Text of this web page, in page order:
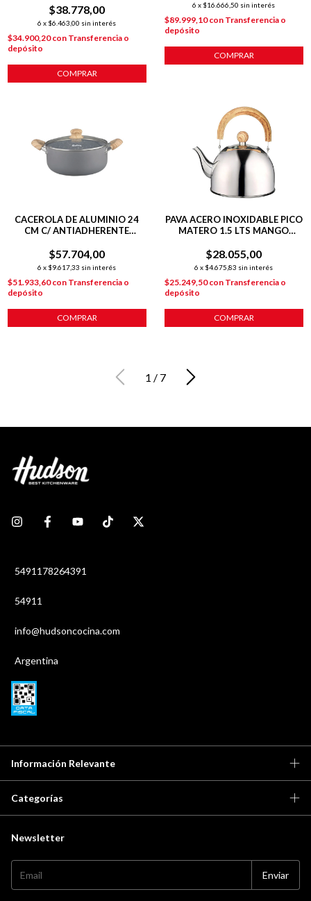
HERMÉTICA
$38.778,00
6 x $6.463,00 sin interés
$34.900,20con Transferencia o
depósito
COMPRAR
6 x $16.666,50 sin interés
$89.999,10con Transferencia o
depósito
COMPRAR
CACEROLA DE ALUMINIO 24
CM C/ ANTIADHERENTE
$57.704,00
6 x $9.617,33 sin interés
$51.933,60con Transferencia o
depósito
COMPRAR
PAVA ACERO INOXIDABLE PICO
MATERO 1.5 LTS MANGO
$28.055,00
6 x $4.675,83 sin interés
$25.249,50con Transferencia o
depósito
COMPRAR
1 / 7
5491178264391
54911
info@hudsoncocina.com
Argentina
Información Relevante
Categorías
Newsletter